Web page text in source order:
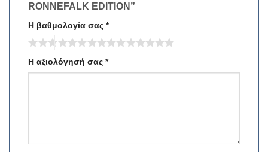
RONNEFALK EDITION”
Η βαθμολογία σας *
Η αξιολόγησή σας *